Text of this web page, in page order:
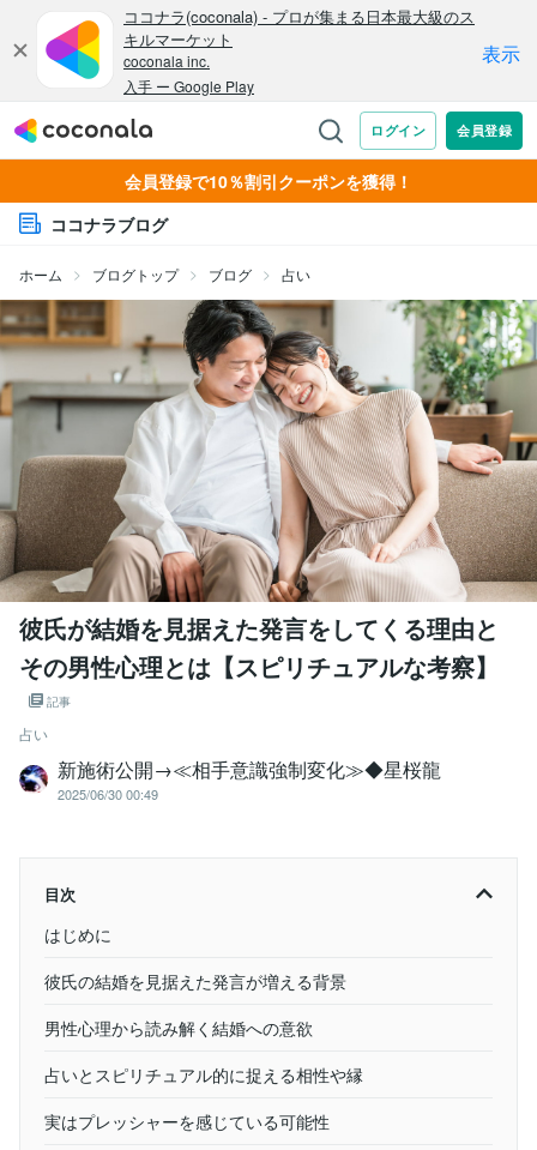
会員登録で10％割引クーポンを獲得！
ココナラブログ
ホーム ブログトップ ブログ 占い
彼氏が結婚を見据えた発言をしてくる理由と
その男性心理とは【スピリチュアルな考察】
記事
占い
新施術公開→≪相手意識強制変化≫◆星桜龍
2025/06/30 00:49
目次
はじめに
彼氏の結婚を見据えた発言が増える背景
男性心理から読み解く結婚への意欲
占いとスピリチュアル的に捉える相性や縁
実はプレッシャーを感じている可能性